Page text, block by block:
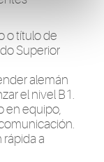
o título de
Superior
alemán
el nivel B1.
en equipo,
rápida a